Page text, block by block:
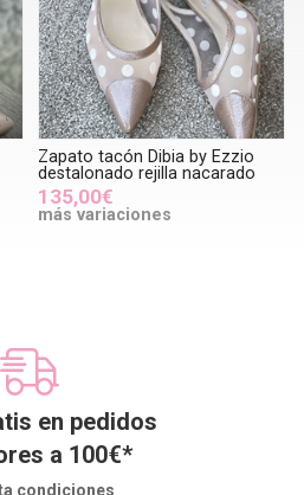
Zapato tacón Dibia by Ezzio
destalonado rejilla nacarado
135,00€
más variaciones
en pedidos
a 100€*
condiciones